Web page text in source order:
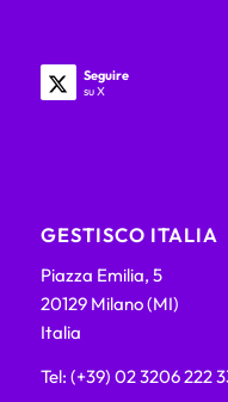
Seguire
su X
GESTISCO ITALIA
Piazza Emilia, 5
20129 Milano (MI)
Italia
Tel: (+39) 02 3206 222